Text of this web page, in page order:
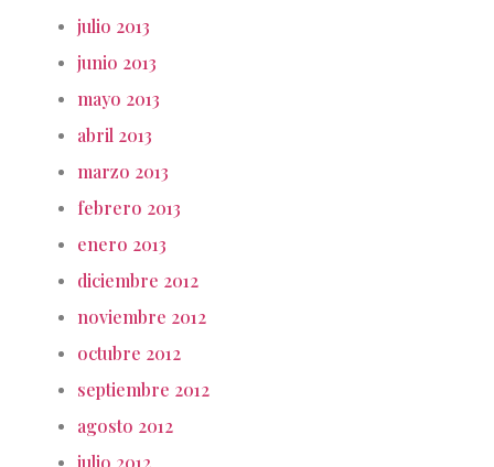
julio 2013
junio 2013
mayo 2013
abril 2013
marzo 2013
febrero 2013
enero 2013
diciembre 2012
noviembre 2012
octubre 2012
septiembre 2012
agosto 2012
julio 2012